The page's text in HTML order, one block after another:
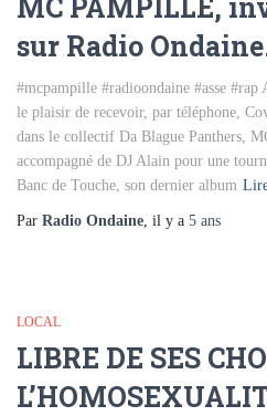
sur Radio
#mcpampille #radioondaine #asse #rap
le plaisir de recevoir, par téléphone,
dans le collectif Da Blague Panthers,
accompagné de DJ Alain pour une
Banc de Touche, son dernier album
Par Radio Ondaine, il y a 5 ans
LOCAL
LIBRE DE SES